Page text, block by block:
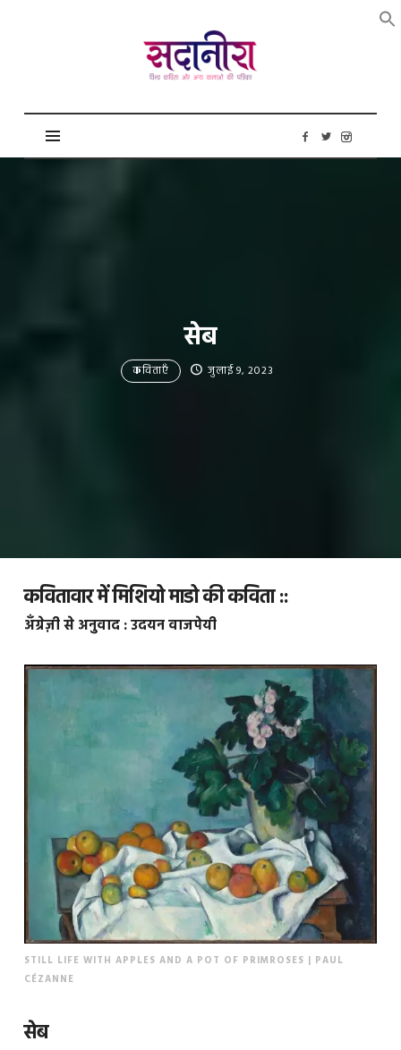
सदानीरा
सेब
कविताएँ जुलाई 9, 2023
कवितावार में मिशियो माडो की कविता ::
अँग्रेज़ी से अनुवाद : उदयन वाजपेयी
STILL LIFE WITH APPLES AND A POT OF PRIMROSES | PAUL
CÉZANNE
सेब